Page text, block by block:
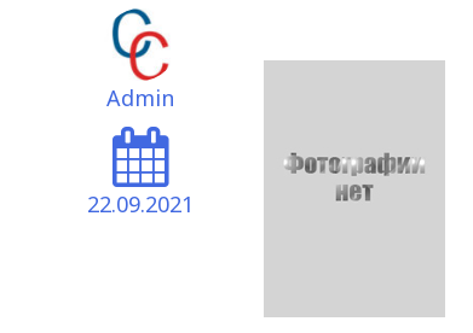
Admin
22.09.2021